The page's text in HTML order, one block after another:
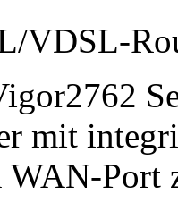
VDSL-
mit
WAN-Port